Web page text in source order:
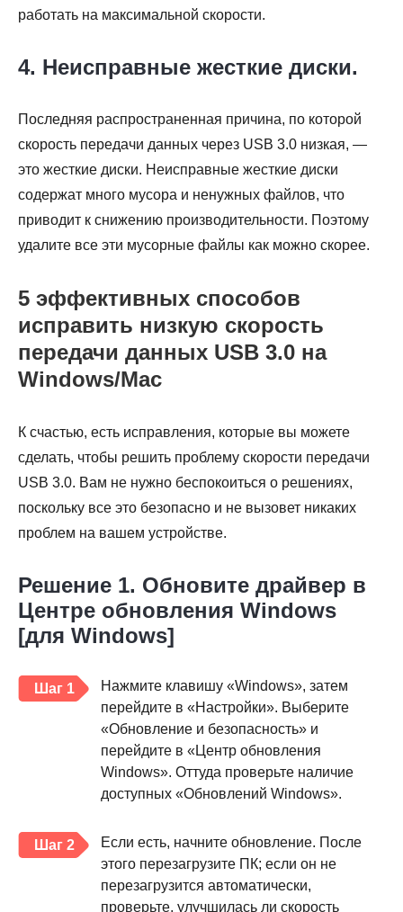
работать на максимальной скорости.
4. Неисправные жесткие диски.
Последняя распространенная причина, по которой
скорость передачи данных через USB 3.0 низкая, —
это жесткие диски. Неисправные жесткие диски
содержат много мусора и ненужных файлов, что
приводит к снижению производительности. Поэтому
удалите все эти мусорные файлы как можно скорее.
5 эффективных способов
исправить низкую скорость
передачи данных USB 3.0 на
Windows/Mac
К счастью, есть исправления, которые вы можете
сделать, чтобы решить проблему скорости передачи
USB 3.0. Вам не нужно беспокоиться о решениях,
поскольку все это безопасно и не вызовет никаких
проблем на вашем устройстве.
Решение 1. Обновите драйвер в
Центре обновления Windows
[для Windows]
Шаг 1
Нажмите клавишу «Windows», затем
перейдите в «Настройки». Выберите
«Обновление и безопасность» и
перейдите в «Центр обновления
Windows». Оттуда проверьте наличие
доступных «Обновлений Windows».
Шаг 2
Если есть, начните обновление. После
этого перезагрузите ПК; если он не
перезагрузится автоматически,
проверьте, улучшилась ли скорость